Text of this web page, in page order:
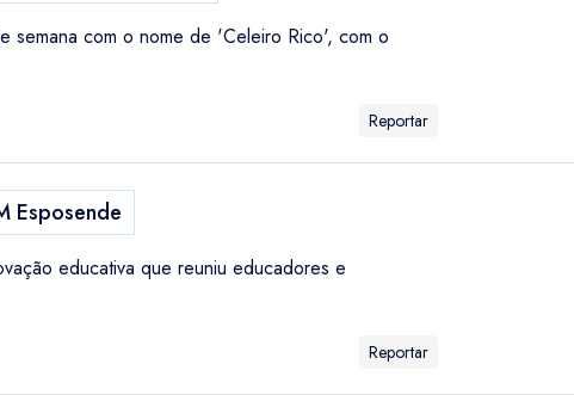
semana com o nome de 'Celeiro Rico', com o
Reportar
Esposende
educativa que reuniu educadores e
Reportar